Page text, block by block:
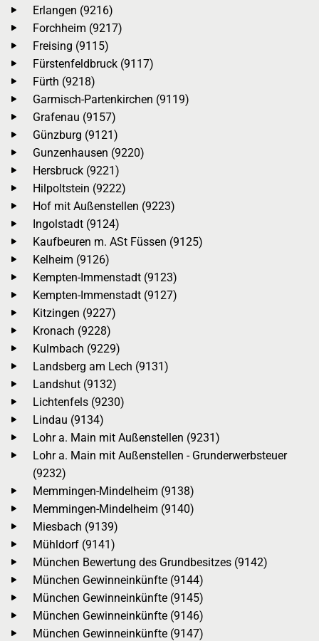
Erlangen (9216)
Forchheim (9217)
Freising (9115)
Fürstenfeldbruck (9117)
Fürth (9218)
Garmisch-Partenkirchen (9119)
Grafenau (9157)
Günzburg (9121)
Gunzenhausen (9220)
Hersbruck (9221)
Hilpoltstein (9222)
Hof mit Außenstellen (9223)
Ingolstadt (9124)
Kaufbeuren m. ASt Füssen (9125)
Kelheim (9126)
Kempten-Immenstadt (9123)
Kempten-Immenstadt (9127)
Kitzingen (9227)
Kronach (9228)
Kulmbach (9229)
Landsberg am Lech (9131)
Landshut (9132)
Lichtenfels (9230)
Lindau (9134)
Lohr a. Main mit Außenstellen (9231)
Lohr a. Main mit Außenstellen - Grunderwerbsteuer
(9232)
Memmingen-Mindelheim (9138)
Memmingen-Mindelheim (9140)
Miesbach (9139)
Mühldorf (9141)
München Bewertung des Grundbesitzes (9142)
München Gewinneinkünfte (9144)
München Gewinneinkünfte (9145)
München Gewinneinkünfte (9146)
München Gewinneinkünfte (9147)